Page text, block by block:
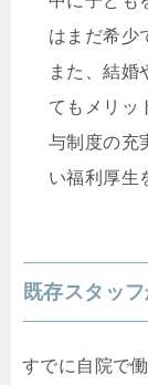
はまだ希少
また、結婚
てもメリッ
与制度の充
い福利厚生
既存スタッ
すでに自院で